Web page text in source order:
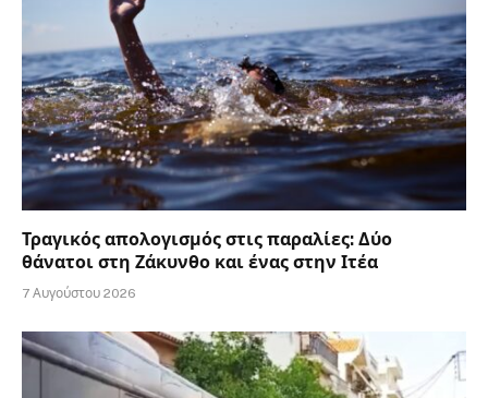
Τραγικός απολογισμός στις παραλίες: Δύο
θάνατοι στη Ζάκυνθο και ένας στην Ιτέα
7 Αυγούστου 2026